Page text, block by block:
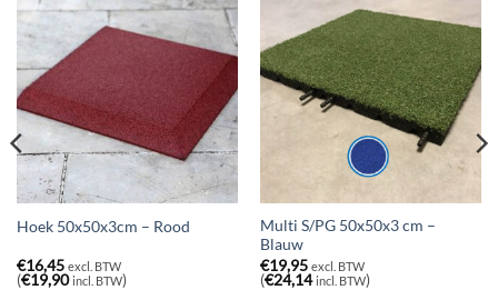
Hoek 50x50x3cm – Rood
€16,45 excl. BTW
(€19,90 incl. BTW)
Multi S/PG 50x50x3 cm –
Blauw
€19,95 excl. BTW
(€24,14 incl. BTW)